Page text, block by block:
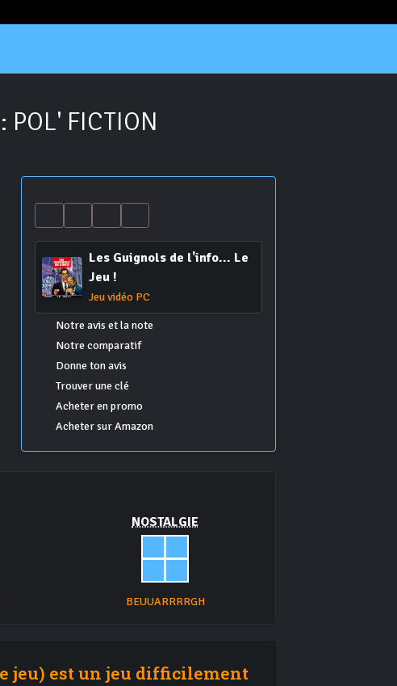
POL' FICTION
Les Guignols de l'info... Le
Jeu !
Jeu vidéo PC
Notre avis et la note
Notre comparatif
Donne ton avis
Trouver une clé
Acheter en promo
Acheter sur Amazon
NOSTALGIE
BEUUARRRRGH
jeu) est un jeu difficilement